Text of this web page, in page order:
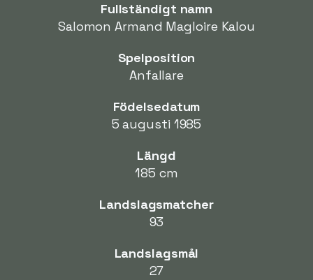
Fullständigt namn
Salomon Armand Magloire Kalou
Spelposition
Anfallare
Födelsedatum
5 augusti 1985
Längd
185 cm
Landslagsmatcher
93
Landslagsmål
27